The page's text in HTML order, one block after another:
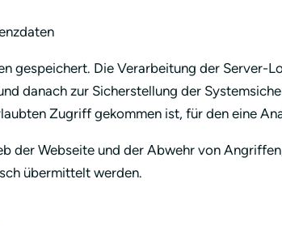
gespeichert. Die Verarbeitung der Server-
danach zur Sicherstellung der
Zugriff gekommen ist, für den eine
der Webseite und der Abwehr von
übermittelt werden.